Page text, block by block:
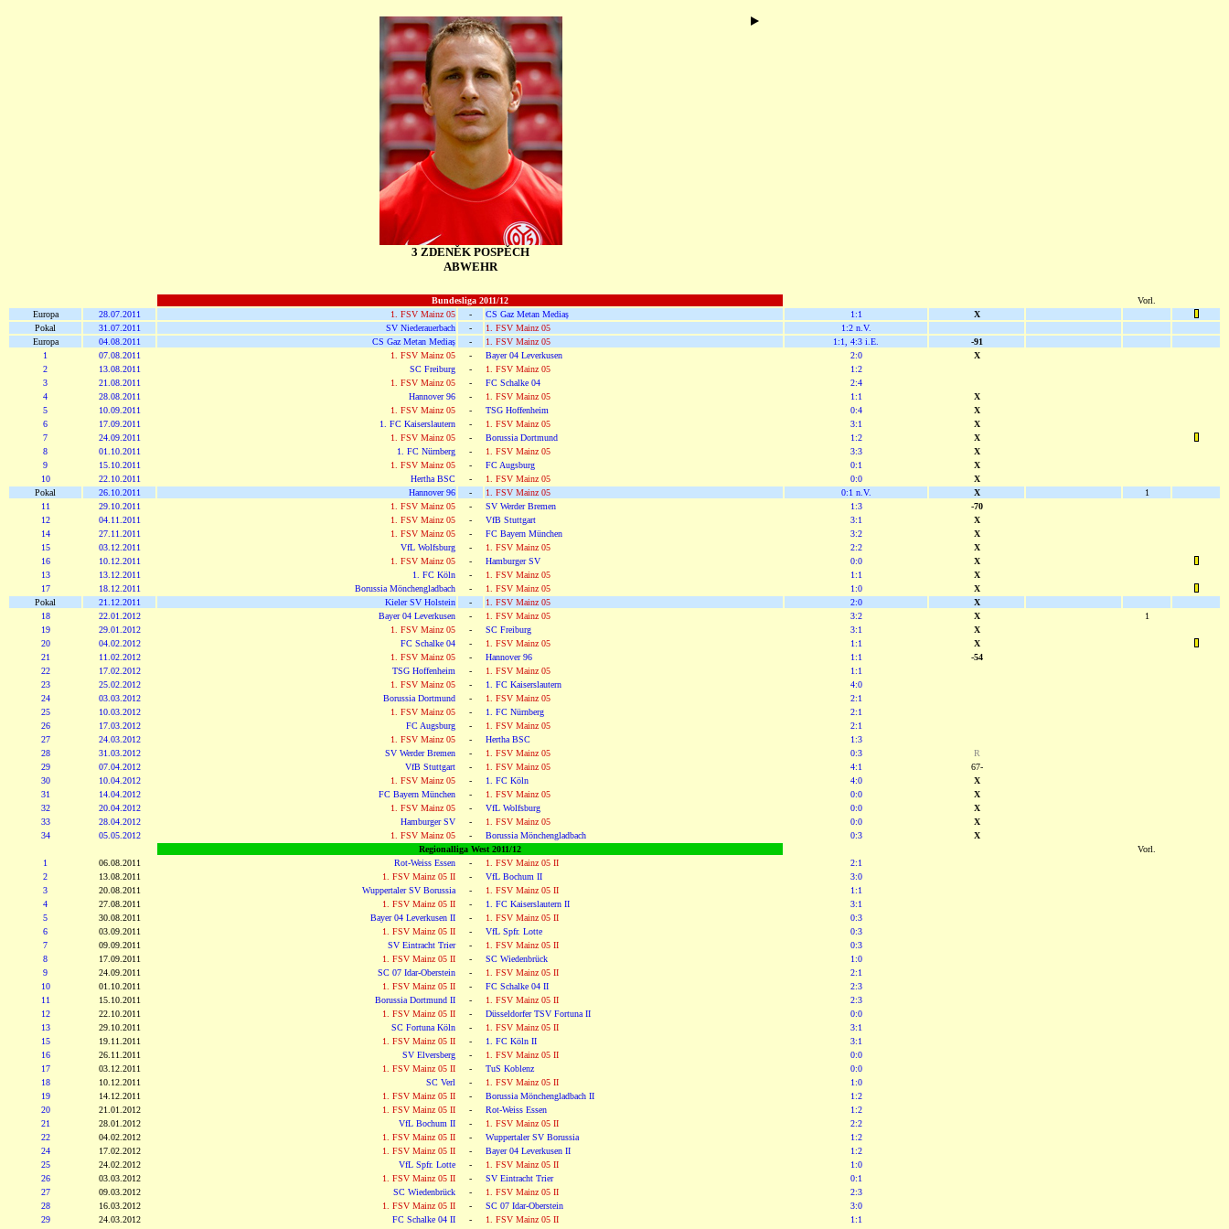
3 ZDENĚK POSPĚCH
ABWEHR
Bundesliga 2011/12
Vorl.
Europa
28.07.2011 1. FSV Mainz 05 - CS Gaz Metan Mediaș 1:1
X
Pokal
31.07.2011 SV Niederauerbach - 1. FSV Mainz 05
1:2 n.V.
Europa
04.08.2011 CS Gaz Metan Mediaș - 1. FSV Mainz 05 1:1, 4:3 i.E.
-91
1
07.08.2011 1. FSV Mainz 05 - Bayer 04 Leverkusen 2:0
X
2
13.08.2011 SC Freiburg - 1. FSV Mainz 05
1:2
3
21.08.2011 1. FSV Mainz 05 - FC Schalke 04
2:4
4
28.08.2011 Hannover 96 - 1. FSV Mainz 05 1:1
X
5
10.09.2011 1. FSV Mainz 05 - TSG Hoffenheim 0:4
X
6
17.09.2011 1. FC Kaiserslautern - 1. FSV Mainz 05 3:1
X
7
24.09.2011 1. FSV Mainz 05 - Borussia Dortmund 1:2
X
8
01.10.2011 1. FC Nürnberg - 1. FSV Mainz 05 3:3
X
9
15.10.2011 1. FSV Mainz 05 - FC Augsburg 0:1
X
10
22.10.2011 Hertha BSC - 1. FSV Mainz 05 0:0
X
Pokal
26.10.2011 Hannover 96 - 1. FSV Mainz 05 0:1 n.V. X
1
11
29.10.2011 1. FSV Mainz 05 - SV Werder Bremen 1:3
-70
12
04.11.2011 1. FSV Mainz 05 - VfB Stuttgart 3:1
X
14
27.11.2011 1. FSV Mainz 05 - FC Bayern München 3:2
X
15
03.12.2011 VfL Wolfsburg - 1. FSV Mainz 05 2:2
X
16
10.12.2011 1. FSV Mainz 05 - Hamburger SV 0:0
X
13
13.12.2011 1. FC Köln - 1. FSV Mainz 05 1:1
X
17
18.12.2011 Borussia Mönchengladbach - 1. FSV Mainz 05 1:0
X
Pokal
21.12.2011 Kieler SV Holstein - 1. FSV Mainz 05 2:0
X
18
22.01.2012 Bayer 04 Leverkusen - 1. FSV Mainz 05 3:2 X
1
19
29.01.2012 1. FSV Mainz 05 - SC Freiburg 3:1
X
20
04.02.2012 FC Schalke 04 - 1. FSV Mainz 05 1:1
X
21
11.02.2012 1. FSV Mainz 05 - Hannover 96 1:1
-54
22
17.02.2012 TSG Hoffenheim - 1. FSV Mainz 05
1:1
23
25.02.2012 1. FSV Mainz 05 - 1. FC Kaiserslautern
4:0
24
03.03.2012 Borussia Dortmund - 1. FSV Mainz 05
2:1
25
10.03.2012 1. FSV Mainz 05 - 1. FC Nürnberg
2:1
26
17.03.2012 FC Augsburg - 1. FSV Mainz 05
2:1
27
24.03.2012 1. FSV Mainz 05 - Hertha BSC
1:3
28
31.03.2012 SV Werder Bremen - 1. FSV Mainz 05 0:3
R
29
07.04.2012 VfB Stuttgart - 1. FSV Mainz 05 4:1
67-
30
10.04.2012 1. FSV Mainz 05 - 1. FC Köln 4:0
X
31
14.04.2012 FC Bayern München - 1. FSV Mainz 05 0:0
X
32
20.04.2012 1. FSV Mainz 05 - VfL Wolfsburg 0:0
X
33
28.04.2012 Hamburger SV - 1. FSV Mainz 05 0:0
X
34
05.05.2012 1. FSV Mainz 05 - Borussia Mönchengladbach 0:3
X
Regionalliga West 2011/12
Vorl.
1
06.08.2011 Rot-Weiss Essen - 1. FSV Mainz 05 II
2:1
2
13.08.2011 1. FSV Mainz 05 II - VfL Bochum II
3:0
3
20.08.2011 Wuppertaler SV Borussia - 1. FSV Mainz 05 II
1:1
4
27.08.2011 1. FSV Mainz 05 II - 1. FC Kaiserslautern II
3:1
5
30.08.2011 Bayer 04 Leverkusen II - 1. FSV Mainz 05 II
0:3
6
03.09.2011 1. FSV Mainz 05 II - VfL Spfr. Lotte
0:3
7
09.09.2011 SV Eintracht Trier - 1. FSV Mainz 05 II
0:3
8
17.09.2011 1. FSV Mainz 05 II - SC Wiedenbrück
1:0
9
24.09.2011 SC 07 Idar-Oberstein - 1. FSV Mainz 05 II
2:1
10
01.10.2011 1. FSV Mainz 05 II - FC Schalke 04 II
2:3
11
15.10.2011 Borussia Dortmund II - 1. FSV Mainz 05 II
2:3
12
22.10.2011 1. FSV Mainz 05 II - Düsseldorfer TSV Fortuna II
0:0
13
29.10.2011 SC Fortuna Köln - 1. FSV Mainz 05 II
3:1
15
19.11.2011 1. FSV Mainz 05 II - 1. FC Köln II
3:1
16
26.11.2011 SV Elversberg - 1. FSV Mainz 05 II
0:0
17
03.12.2011 1. FSV Mainz 05 II - TuS Koblenz
0:0
18
10.12.2011 SC Verl - 1. FSV Mainz 05 II
1:0
19
14.12.2011 1. FSV Mainz 05 II - Borussia Mönchengladbach II
1:2
20
21.01.2012 1. FSV Mainz 05 II - Rot-Weiss Essen
1:2
21
28.01.2012 VfL Bochum II - 1. FSV Mainz 05 II
2:2
22
04.02.2012 1. FSV Mainz 05 II - Wuppertaler SV Borussia
1:2
24
17.02.2012 1. FSV Mainz 05 II - Bayer 04 Leverkusen II
1:2
25
24.02.2012 VfL Spfr. Lotte - 1. FSV Mainz 05 II
1:0
26
03.03.2012 1. FSV Mainz 05 II - SV Eintracht Trier
0:1
27
09.03.2012 SC Wiedenbrück - 1. FSV Mainz 05 II
2:3
28
16.03.2012 1. FSV Mainz 05 II - SC 07 Idar-Oberstein
3:0
29
24.03.2012 FC Schalke 04 II - 1. FSV Mainz 05 II
1:1